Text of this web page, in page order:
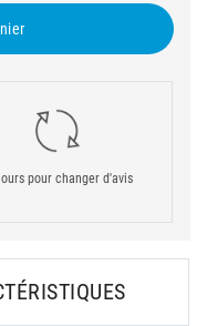
pour changer d'avis